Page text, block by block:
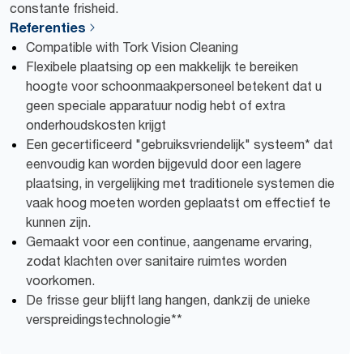
constante frisheid.
Referenties
Compatible with Tork Vision Cleaning
Flexibele plaatsing op een makkelijk te bereiken
hoogte voor schoonmaakpersoneel betekent dat u
geen speciale apparatuur nodig hebt of extra
onderhoudskosten krijgt
Een gecertificeerd "gebruiksvriendelijk" systeem* dat
eenvoudig kan worden bijgevuld door een lagere
plaatsing, in vergelijking met traditionele systemen die
vaak hoog moeten worden geplaatst om effectief te
kunnen zijn.
Gemaakt voor een continue, aangename ervaring,
zodat klachten over sanitaire ruimtes worden
voorkomen.
De frisse geur blijft lang hangen, dankzij de unieke
verspreidingstechnologie**